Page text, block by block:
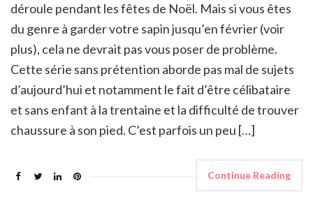
déroule pendant les fêtes de Noël. Mais si vous êtes
du genre à garder votre sapin jusqu’en février (voir
plus), cela ne devrait pas vous poser de problème.
Cette série sans prétention aborde pas mal de sujets
d’aujourd’hui et notamment le fait d’être célibataire
et sans enfant à la trentaine et la difficulté de trouver
chaussure à son pied. C’est parfois un peu […]
Continue Reading